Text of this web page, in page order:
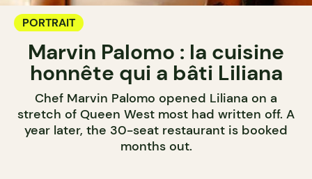
PORTRAIT
Marvin Palomo : la cuisine
honnête qui a bâti Liliana
Chef Marvin Palomo opened Liliana on a
stretch of Queen West most had written off. A
year later, the 30-seat restaurant is booked
months out.